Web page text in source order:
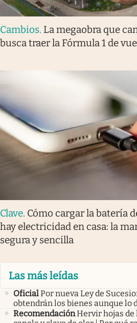
Cambios. La megaobra que
busca traer la Fórmula 1 de
Clave. Cómo cargar la batería
hay electricidad en casa: la
segura y sencilla
Las más leídas
OficialPor nueva Ley de
obtendrán los bienes aunque
RecomendaciónHervir hojas de